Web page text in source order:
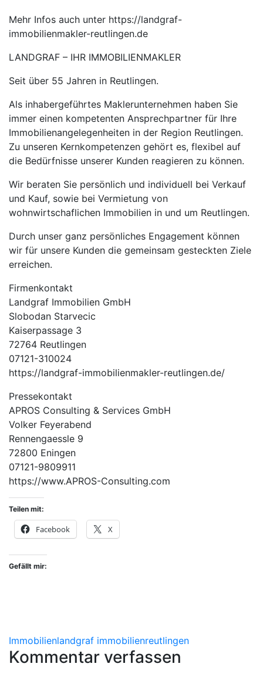
Mehr Infos auch unter https://landgraf-
immobilienmakler-reutlingen.de
LANDGRAF – IHR IMMOBILIENMAKLER
Seit über 55 Jahren in Reutlingen.
Als inhabergeführtes Maklerunternehmen haben Sie
immer einen kompetenten Ansprechpartner für Ihre
Immobilienangelegenheiten in der Region Reutlingen.
Zu unseren Kernkompetenzen gehört es, flexibel auf
die Bedürfnisse unserer Kunden reagieren zu können.
Wir beraten Sie persönlich und individuell bei Verkauf
und Kauf, sowie bei Vermietung von
wohnwirtschaflichen Immobilien in und um Reutlingen.
Durch unser ganz persönliches Engagement können
wir für unsere Kunden die gemeinsam gesteckten Ziele
erreichen.
Firmenkontakt
Landgraf Immobilien GmbH
Slobodan Starvecic
Kaiserpassage 3
72764 Reutlingen
07121-310024
https://landgraf-immobilienmakler-reutlingen.de/
Pressekontakt
APROS Consulting & Services GmbH
Volker Feyerabend
Rennengaessle 9
72800 Eningen
07121-9809911
https://www.APROS-Consulting.com
Teilen mit:
Facebook X
Gefällt mir:
Immobilienlandgraf immobilienreutlingen
Kommentar verfassen